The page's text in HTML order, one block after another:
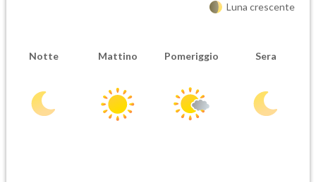
Luna crescente
Notte Mattino Pomeriggio Sera